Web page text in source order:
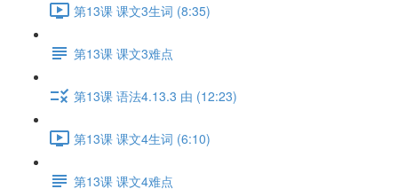
第13课 课文3生词 (8:35)
第13课 课文3难点
第13课 语法4.13.3 由 (12:23)
第13课 课文4生词 (6:10)
第13课 课文4难点